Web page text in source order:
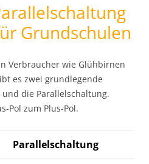
Grundschulen
Verbraucher wie Glühbirnen
es zwei grundlegende
die Parallelschaltung.
Pol zum Plus-Pol.
Parallelschaltung